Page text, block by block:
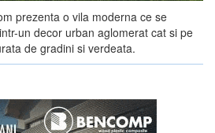
prezenta o vila moderna ce se
un decor urban aglomerat cat si pe
de gradini si verdeata.